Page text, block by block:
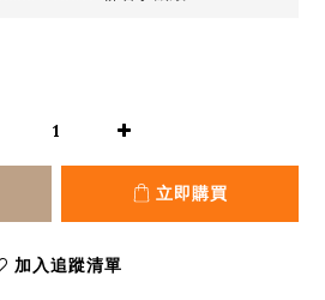
立即購買
加入追蹤清單